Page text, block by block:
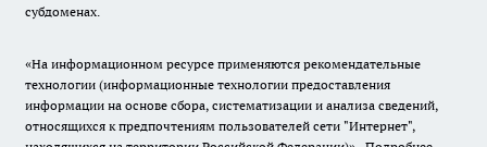
субдоменах.
«На информационном ресурсе применяются рекомендательные
технологии (информационные технологии предоставления
информации на основе сбора, систематизации и анализа сведений,
относящихся к предпочтениям пользователей сети "Интернет",